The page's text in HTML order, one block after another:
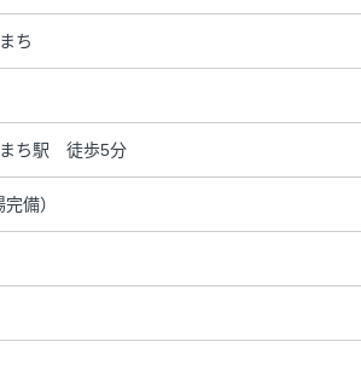
ち
ち駅 徒歩5分
備）